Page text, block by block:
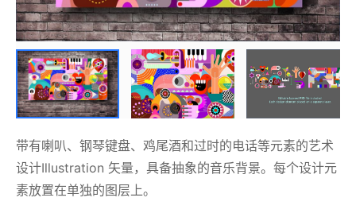
带有喇叭、钢琴键盘、鸡尾酒和过时的电话等元素的艺术
设计Illustration 矢量，具备抽象的音乐背景。每个设计元
素放置在单独的图层上。